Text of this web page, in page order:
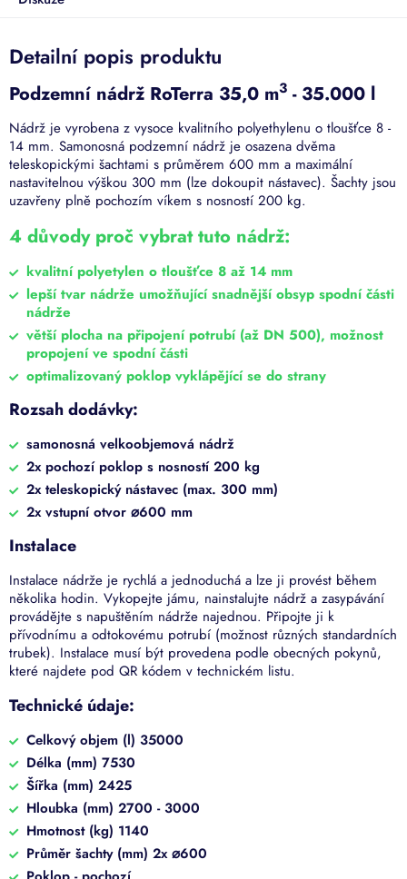
Detailní popis produktu
Podzemní nádrž RoTerra 35,0 m3 - 35.000 l
Nádrž je vyrobena z vysoce kvalitního polyethylenu o tloušťce 8 -
14 mm. Samonosná podzemní nádrž je osazena dvěma
teleskopickými šachtami s průměrem 600 mm a maximální
nastavitelnou výškou 300 mm (lze dokoupit nástavec). Šachty jsou
uzavřeny plně pochozím víkem s nosností 200 kg.
4 důvody proč vybrat tuto nádrž:
kvalitní polyetylen o tloušťce 8 až 14 mm
lepší tvar nádrže umožňující snadnější obsyp spodní části
nádrže
větší plocha na připojení potrubí (až DN 500), možnost
propojení ve spodní části
optimalizovaný poklop vyklápějící se do strany
Rozsah dodávky:
samonosná velkoobjemová nádrž
2x pochozí poklop s nosností 200 kg
2x teleskopický nástavec (max. 300 mm)
2x vstupní otvor ⌀600 mm
Instalace
Instalace nádrže je rychlá a jednoduchá a lze ji provést během
několika hodin. Vykopejte jámu, nainstalujte nádrž a zasypávání
provádějte s napuštěním nádrže najednou. Připojte ji k
přívodnímu a odtokovému potrubí (možnost různých standardních
trubek). Instalace musí být provedena podle obecných pokynů,
které najdete pod QR kódem v technickém listu.
Technické údaje:
Celkový objem (l) 35000
Délka (mm) 7530
Šířka (mm) 2425
Hloubka (mm) 2700 - 3000
Hmotnost (kg) 1140
Průměr šachty (mm) 2x⌀600